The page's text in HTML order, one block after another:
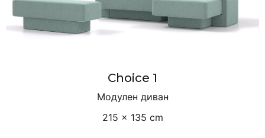
Choice 1
Модулен диван
215 × 135 cm